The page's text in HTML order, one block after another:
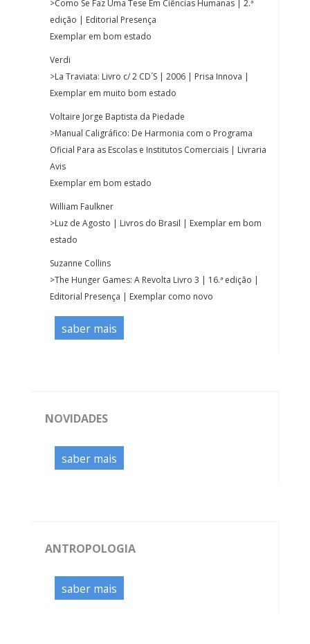
>Como Se Faz Uma Tese Em Ciências Humanas | 2.ª
edição | Editorial Presença
Exemplar em bom estado
Verdi
>La Traviata: Livro c/ 2 CD´S | 2006 | Prisa Innova |
Exemplar em muito bom estado
Voltaire Jorge Baptista da Piedade
>Manual Caligráfico: De Harmonia com o Programa
Oficial Para as Escolas e Institutos Comerciais | Livraria
Avis
Exemplar em bom estado
William Faulkner
>Luz de Agosto | Livros do Brasil | Exemplar em bom
estado
Suzanne Collins
>The Hunger Games: A Revolta Livro 3 | 16.ª edição |
Editorial Presença | Exemplar como novo
saber mais
NOVIDADES
saber mais
ANTROPOLOGIA
saber mais